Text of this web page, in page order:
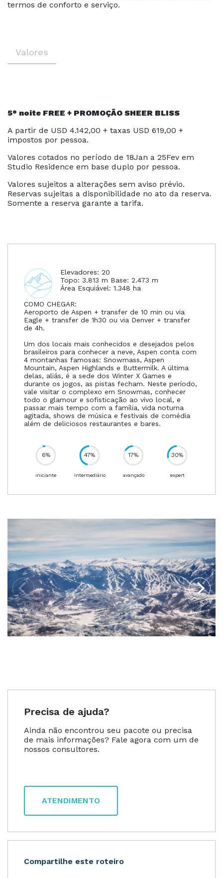
termos de conforto e serviço.
Valores
5° noite FREE + PROMOÇÃO SHEER BLISS
A partir de USD 4.142,00 + taxas USD 619,00 +
impostos por pessoa.
Valores cotados no período de 18Jan a 25Fev em
Studio Residence em base duplo por pessoa.
Valores sujeitos a alterações sem aviso prévio.
Reservas sujeitas a disponibilidade no ato da reserva.
Somente a reserva garante a tarifa.
Elevadores: 20
Topo: 3.813 m Base: 2.473 m
Área Esquiável: 1.348 ha
COMO CHEGAR:
Aeroporto de Aspen + transfer de 10 min ou via
Eagle + transfer de 1h30 ou via Denver + transfer
de 4h.
Um dos locais mais conhecidos e desejados pelos
brasileiros para conhecer a neve, Aspen conta com
4 montanhas famosas: Snowmass, Aspen
Mountain, Aspen Highlands e Buttermilk. A última
delas, aliás, é a sede dos Winter X Games e
durante os jogos, as pistas fecham. Neste período,
vale visitar o complexo em Snowmas, conhecer
todo o glamour e sofisticação ao vivo local, e
passar mais tempo com a família, vida noturna
agitada, shows de música e festivais de comédia
além de deliciosos restaurantes e bares.
6% 47% 17% 30%
iniciante intermediário avançado expert
Precisa de ajuda?
Ainda não encontrou seu pacote ou precisa
de mais informações? Fale agora com um de
nossos consultores.
ATENDIMENTO
Compartilhe este roteiro